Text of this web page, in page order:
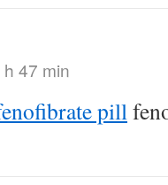
47 min
pill